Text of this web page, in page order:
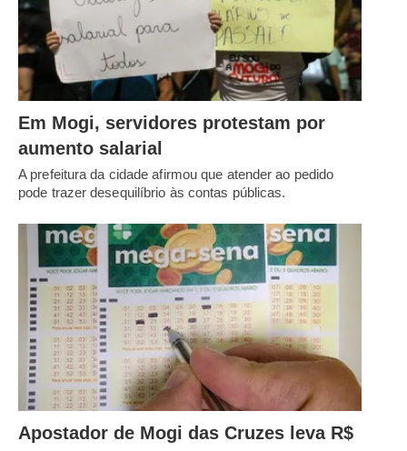
Em Mogi, servidores protestam por
aumento salarial
A prefeitura da cidade afirmou que atender ao pedido
pode trazer desequilíbrio às contas públicas.
Apostador de Mogi das Cruzes leva R$